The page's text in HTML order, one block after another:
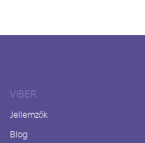
VIBER
Jellemzők
Blog